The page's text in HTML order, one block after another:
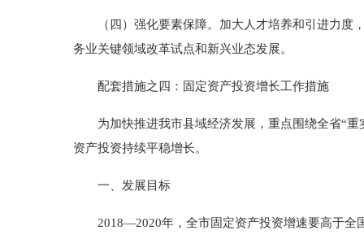
（四）强化要素保障。加大人才培养和引进力度，
务业关键领域改革试点和新兴业态发展。
配套措施之四：固定资产投资增长工作措施
为加快推进我市县域经济发展，重点围绕全省“重
资产投资持续平稳增长。
一、发展目标
2018—2020年，全市固定资产投资增速要高于全国